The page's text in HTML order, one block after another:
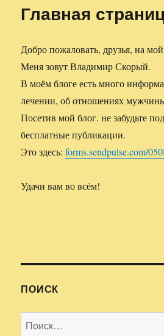
Главная
Добро пожаловать, друзья, на
Меня зовут Владимир Скорый.
В моём блоге есть много
лечении, об отношениях
Посетив мой блог. не забудьте
бесплатные публикации.
Это здесь:forms.sendpulse.com/
Удачи вам во всём!
ПОИСК
Искать: